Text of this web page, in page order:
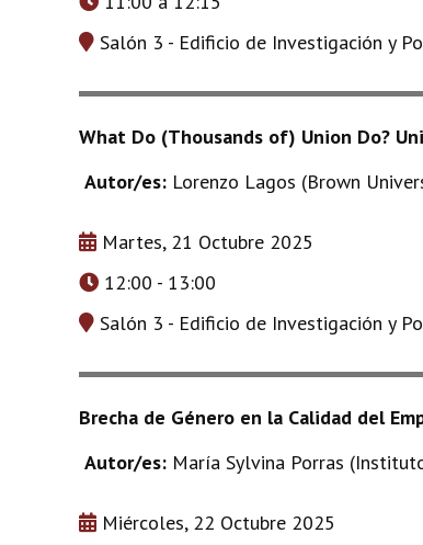
Salón 3 - Edificio de Investigación y
What Do (Thousands of) Union Do?
Autor/es: Lorenzo Lagos (Brown
Martes, 21 Octubre 2025
12:00 - 13:00
Salón 3 - Edificio de Investigación y
Brecha de Género en la Calidad del
Autor/es: María Sylvina Porras
Miércoles, 22 Octubre 2025